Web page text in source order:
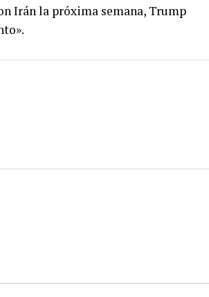
Irán la próxima semana, Trump